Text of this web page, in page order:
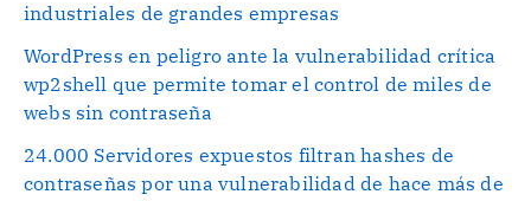
industriales de grandes empresas
WordPress en peligro ante la vulnerabilidad crítica
wp2shell que permite tomar el control de miles de
webs sin contraseña
24.000 Servidores expuestos filtran hashes de
contraseñas por una vulnerabilidad de hace más de